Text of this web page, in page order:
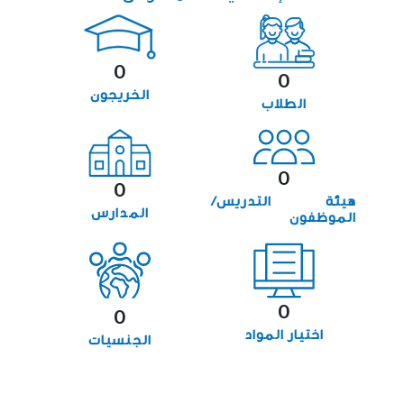
0
الطلاب
0
الخريجون
0
هيئة التدريس/
الموظفون
0
المدارس
0
اختيار المواد
0
الجنسيات